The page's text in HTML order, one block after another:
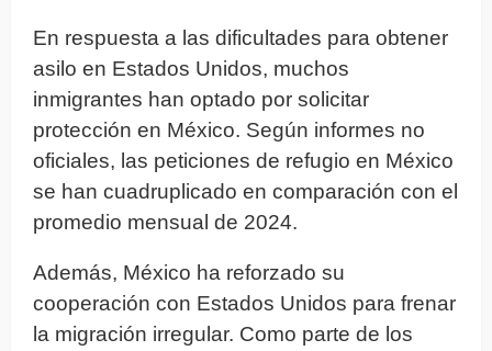
En respuesta a las dificultades para obtener
asilo en Estados Unidos, muchos
inmigrantes han optado por solicitar
protección en México. Según informes no
oficiales, las peticiones de refugio en México
se han cuadruplicado en comparación con el
promedio mensual de 2024.
Además, México ha reforzado su
cooperación con Estados Unidos para frenar
la migración irregular. Como parte de los